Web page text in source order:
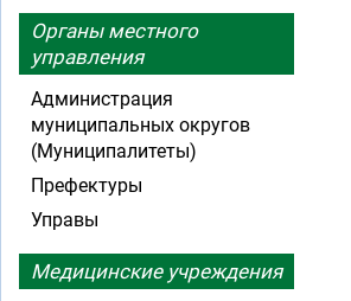
Органы местного
управления
Администрация
муниципальных округов
(Муниципалитеты)
Префектуры
Управы
Медицинские учреждения